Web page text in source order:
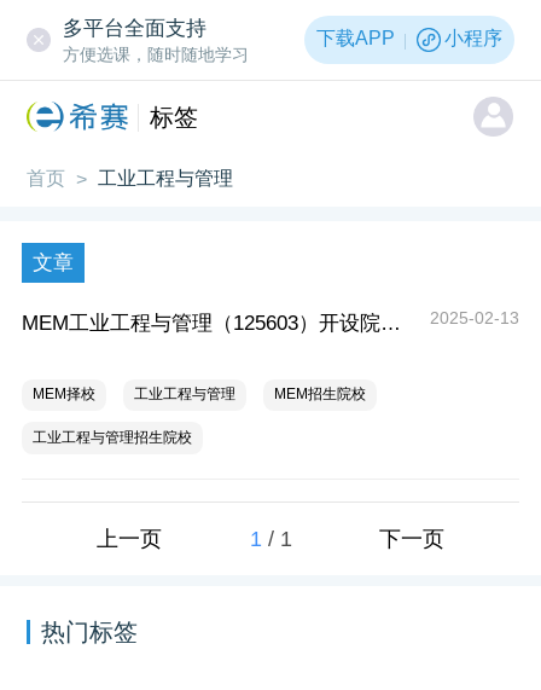
多平台全面支持
方便选课，随时随地学习
下载APP 小程序
标签
首页 > 工业工程与管理
文章
MEM工业工程与管理（125603）开设院校汇总 2025-02-13
MEM择校 工业工程与管理 MEM招生院校
工业工程与管理招生院校
上一页 1 / 1 下一页
热门标签